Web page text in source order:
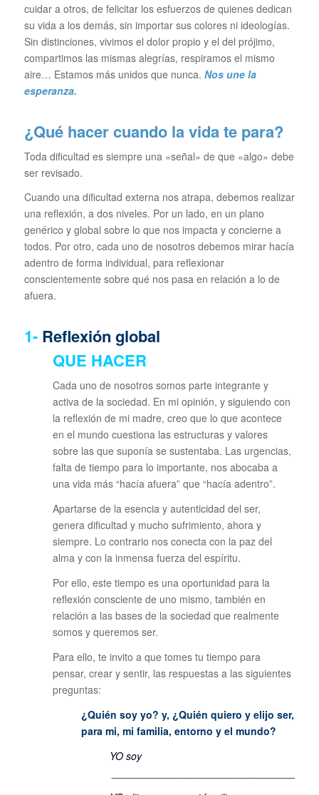
cuidar a otros, de felicitar los esfuerzos de quienes dedican
su vida a los demás, sin importar sus colores ni ideologías.
Sin distinciones, vivimos el dolor propio y el del prójimo,
compartimos las mismas alegrías, respiramos el mismo
aire… Estamos más unidos que nunca. Nos une la
esperanza.
¿Qué hacer cuando la vida te para?
Toda dificultad es siempre una «señal» de que «algo» debe
ser revisado.
Cuando una dificultad externa nos atrapa, debemos realizar
una reflexión, a dos niveles. Por un lado, en un plano
genérico y global sobre lo que nos impacta y concierne a
todos. Por otro, cada uno de nosotros debemos mirar hacía
adentro de forma individual, para reflexionar
conscientemente sobre qué nos pasa en relación a lo de
afuera.
1- Reflexión global
QUE HACER
Cada uno de nosotros somos parte integrante y
activa de la sociedad. En mi opinión, y siguiendo con
la reflexión de mi madre, creo que lo que acontece
en el mundo cuestiona las estructuras y valores
sobre las que suponía se sustentaba. Las urgencias,
falta de tiempo para lo importante, nos abocaba a
una vida más “hacía afuera” que “hacía adentro”.
Apartarse de la esencia y autenticidad del ser,
genera dificultad y mucho sufrimiento, ahora y
siempre. Lo contrario nos conecta con la paz del
alma y con la inmensa fuerza del espíritu.
Por ello, este tiempo es una oportunidad para la
reflexión consciente de uno mismo, también en
relación a las bases de la sociedad que realmente
somos y queremos ser.
Para ello, te invito a que tomes tu tiempo para
pensar, crear y sentir, las respuestas a las siguientes
preguntas:
¿Quién soy yo? y, ¿Quién quiero y elijo ser,
para mi, mi familia, entorno y el mundo?
YO soy